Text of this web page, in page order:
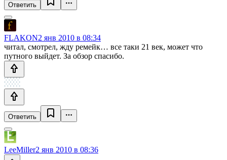
Ответить
FLAKON2 янв 2010 в 08:34
читал, смотрел, жду ремейк… все таки 21 век, может что
путного выйдет. За обзор спасибо.
Ответить
LeeMiller2 янв 2010 в 08:36